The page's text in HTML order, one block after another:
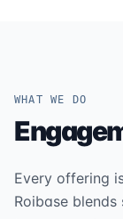
WHAT WE DO
Every offering
Roibase